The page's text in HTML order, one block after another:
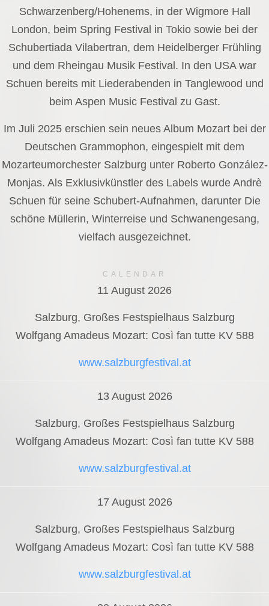
Schwarzenberg/Hohenems, in der Wigmore Hall
London, beim Spring Festival in Tokio sowie bei der
Schubertiada Vilabertran, dem Heidelberger Frühling
und dem Rheingau Musik Festival. In den USA war
Schuen bereits mit Liederabenden in Tanglewood und
beim Aspen Music Festival zu Gast.
Im Juli 2025 erschien sein neues Album Mozart bei der
Deutschen Grammophon, eingespielt mit dem
Mozarteumorchester Salzburg unter Roberto González-
Monjas. Als Exklusivkünstler des Labels wurde Andrè
Schuen für seine Schubert-Aufnahmen, darunter Die
schöne Müllerin, Winterreise und Schwanengesang,
vielfach ausgezeichnet.
CALENDAR
11 August 2026
Salzburg, Großes Festspielhaus Salzburg
Wolfgang Amadeus Mozart: Così fan tutte KV 588
www.salzburgfestival.at
13 August 2026
Salzburg, Großes Festspielhaus Salzburg
Wolfgang Amadeus Mozart: Così fan tutte KV 588
www.salzburgfestival.at
17 August 2026
Salzburg, Großes Festspielhaus Salzburg
Wolfgang Amadeus Mozart: Così fan tutte KV 588
www.salzburgfestival.at